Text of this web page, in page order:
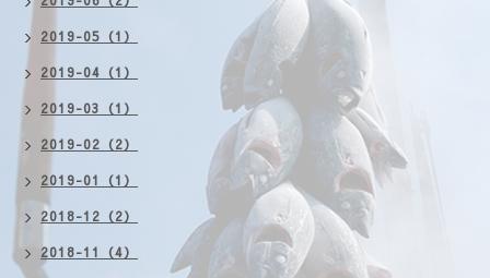
2019-05（1）
2019-04（1）
2019-03（1）
2019-02（2）
2019-01（1）
2018-12（2）
2018-11（4）